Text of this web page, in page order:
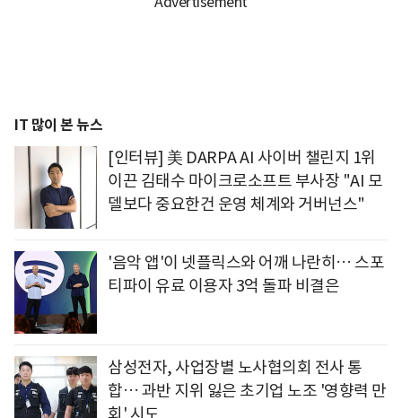
IT 많이 본 뉴스
[인터뷰] 美 DARPA AI 사이버 챌린지 1위
이끈 김태수 마이크로소프트 부사장 "AI 모
델보다 중요한건 운영 체계와 거버넌스"
'음악 앱'이 넷플릭스와 어깨 나란히… 스포
티파이 유료 이용자 3억 돌파 비결은
삼성전자, 사업장별 노사협의회 전사 통
합… 과반 지위 잃은 초기업 노조 '영향력 만